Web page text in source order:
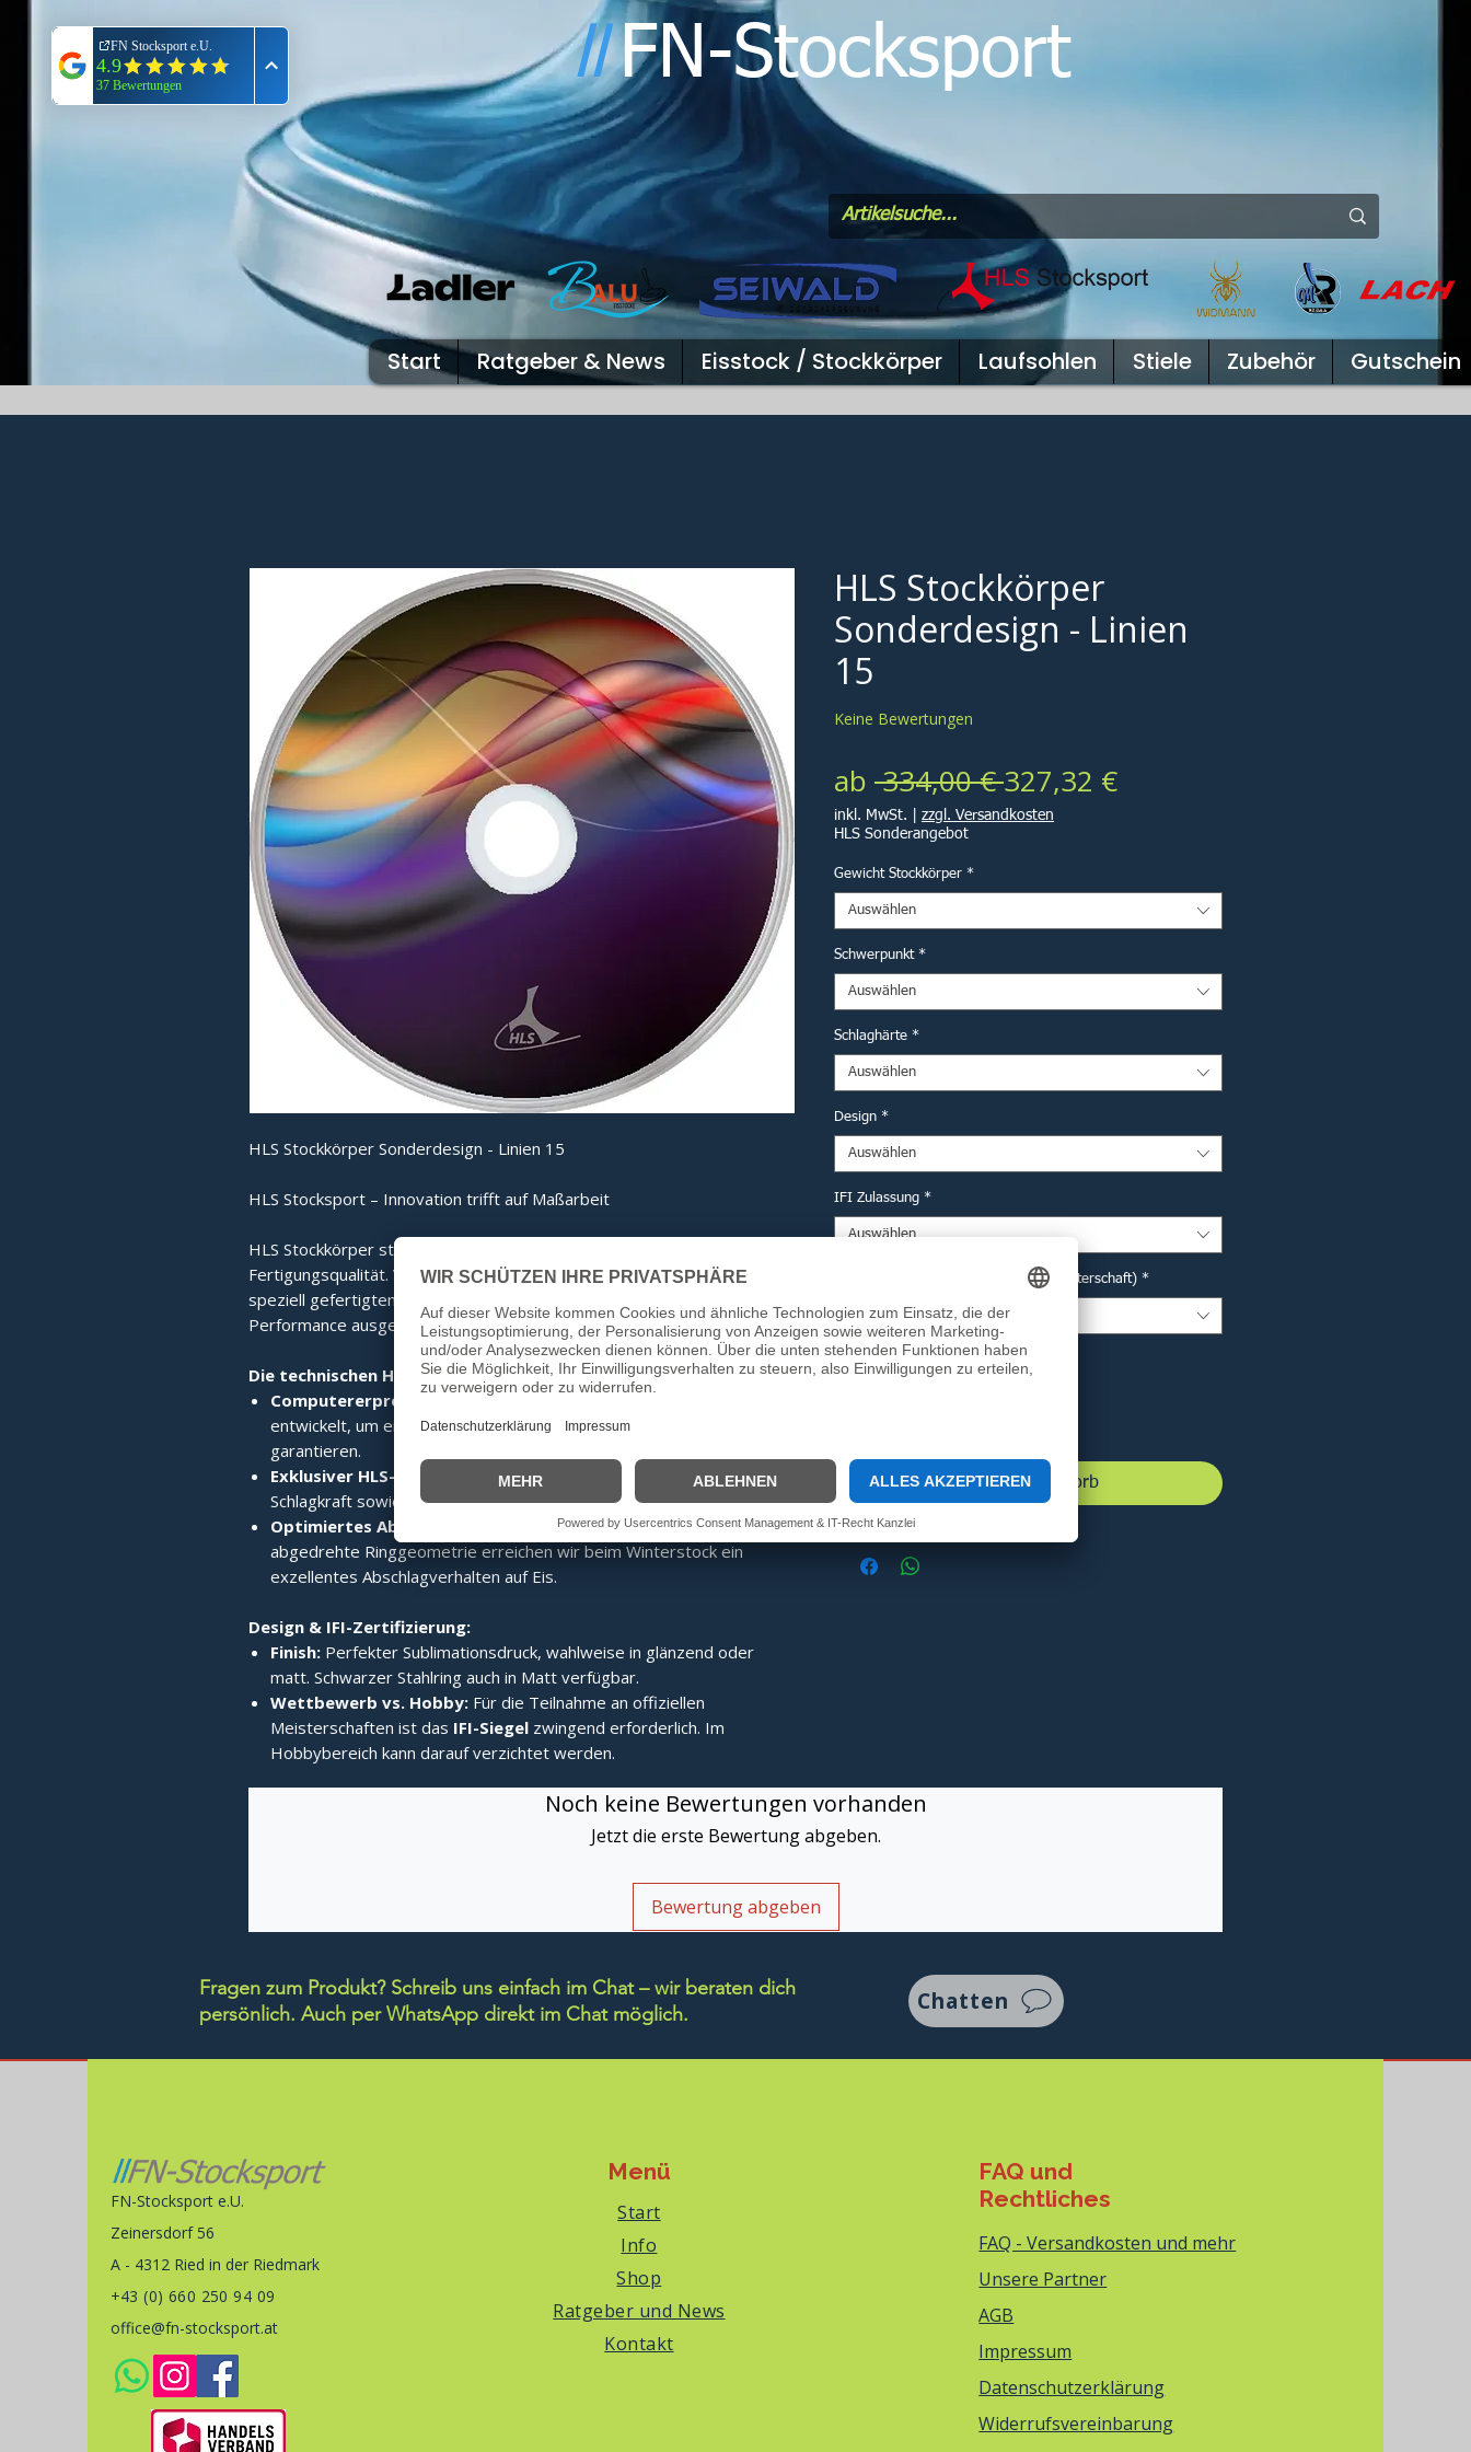
llFN-Stocksport
Start Ratgeber & News Eisstock / Stockkörper Laufsohlen Stiele Zubehör Gutschein
HLS Stockkörper Sonderdesign - Linien 15
HLS Stocksport – Innovation trifft auf Maßarbeit
HLS Stockkörper stehen für moderne Technik und eine kompromisslose
Fertigungsqualität. Von der computererprobten Haube bis hin zum
speziell gefertigten Edelstahlring ist jedes Bauteil auf maximale
Performance ausgelegt.
Die technischen Highlights im Detail:
Computererprobte High-Tech-Haube:
entwickelt, um eine perfekte Kraftverteilung beim Aufprall zu
garantieren.
Exklusiver HLS-Edelstahlring:Speziell gefertigt für überragende
Schlagkraft sowie enormes Fang- und Stehvermögen.
Optimiertes Abschlagverhalten:
Durch eine speziell ans Limit
abgedrehte Ringgeometrie erreichen wir beim Winterstock ein
exzellentes Abschlagverhalten auf Eis.
Design & IFI-Zertifizierung:
Finish: Perfekter Sublimationsdruck, wahlweise in glänzend oder
matt. Schwarzer Stahlring auch in Matt verfügbar.
Wettbewerb vs. Hobby: Für die Teilnahme an offiziellen
Meisterschaften ist das IFI-Siegel zwingend erforderlich. Im
Hobbybereich kann darauf verzichtet werden.
HLS Stockkörper
Sonderdesign - Linien
15
Keine Bewertungen
ab 334,00 € Standardpreis
327,32 €Sale-
inkl. MwSt.
zzgl. Versandkosten
HLS Sonderangebot
Gewicht Stockkörper *
Auswählen
Schwerpunkt *
Auswählen
Schlaghärte *
Auswählen
Design *
Auswählen
IFI Zulassung *
Auswählen
Option DESV Siegel (für Deutsche Meisterschaft) *
Auswählen
Anzahl*
In den Warenkorb
Noch keine Bewertungen vorhanden
Jetzt die erste Bewertung abgeben.
Bewertung abgeben
Fragen zum Produkt? Schreib uns einfach im Chat – wir beraten dich
persönlich. Auch per WhatsApp direkt im Chat möglich. Chatten
FN-Stocksport e.U.
Zeinersdorf 56
A - 4312 Ried in der Riedmark
+43 (0) 660 250 94 09
office@fn-stocksport.at
Menü
Start
Info
Shop
Ratgeber und News
Kontakt
FAQ und
Rechtliches
FAQ - Versandkosten und mehr
Unsere Partner
AGB
Impressum
Datenschutzerklärung
Widerrufsvereinbarung